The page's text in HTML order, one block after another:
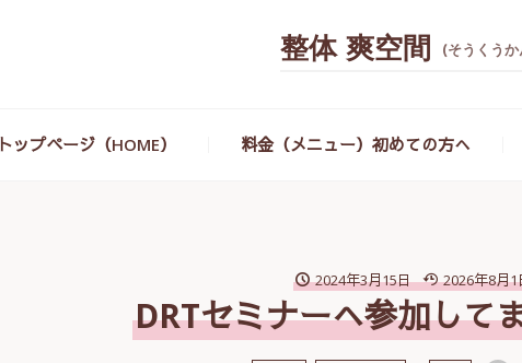
整体 爽空間
(そうくうか
トップページ（HOME） 料金（メニュー）初めての方へ
2024年3月15日 2026年8月1
DRTセミナーへ参加して